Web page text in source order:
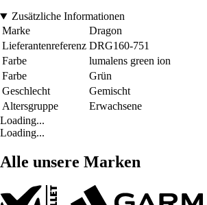
Zusätzliche Informationen
Marke
Dragon
Lieferantenreferenz DRG160-751
Farbe
lumalens green ion
Farbe
Grün
Geschlecht
Gemischt
Altersgruppe
Erwachsene
Loading...
Loading...
Alle unsere Marken